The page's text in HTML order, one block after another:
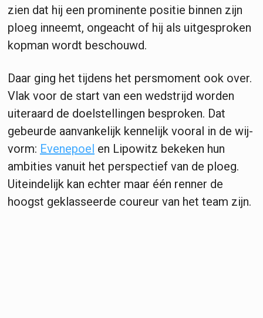
zien dat hij een prominente positie binnen zijn
ploeg inneemt, ongeacht of hij als uitgesproken
kopman wordt beschouwd.
Daar ging het tijdens het persmoment ook over.
Vlak voor de start van een wedstrijd worden
uiteraard de doelstellingen besproken. Dat
gebeurde aanvankelijk kennelijk vooral in de wij-
vorm: Evenepoel en Lipowitz bekeken hun
ambities vanuit het perspectief van de ploeg.
Uiteindelijk kan echter maar één renner de
hoogst geklasseerde coureur van het team zijn.